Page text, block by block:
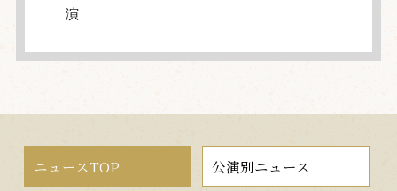
演
ニュースTOP 公演別ニュース